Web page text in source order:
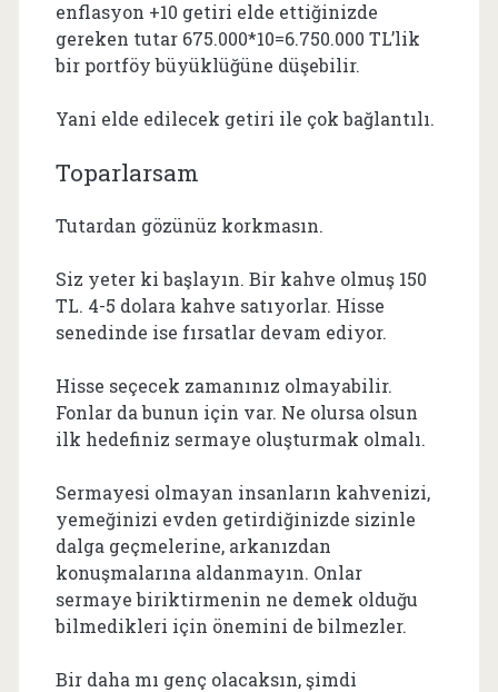
enflasyon +10 getiri elde ettiğinizde
gereken tutar 675.000*10=6.750.000 TL’lik
bir portföy büyüklüğüne düşebilir.
Yani elde edilecek getiri ile çok bağlantılı.
Toparlarsam
Tutardan gözünüz korkmasın.
Siz yeter ki başlayın. Bir kahve olmuş 150
TL. 4-5 dolara kahve satıyorlar. Hisse
senedinde ise fırsatlar devam ediyor.
Hisse seçecek zamanınız olmayabilir.
Fonlar da bunun için var. Ne olursa olsun
ilk hedefiniz sermaye oluşturmak olmalı.
Sermayesi olmayan insanların kahvenizi,
yemeğinizi evden getirdiğinizde sizinle
dalga geçmelerine, arkanızdan
konuşmalarına aldanmayın. Onlar
sermaye biriktirmenin ne demek olduğu
bilmedikleri için önemini de bilmezler.
Bir daha mı genç olacaksın, şimdi